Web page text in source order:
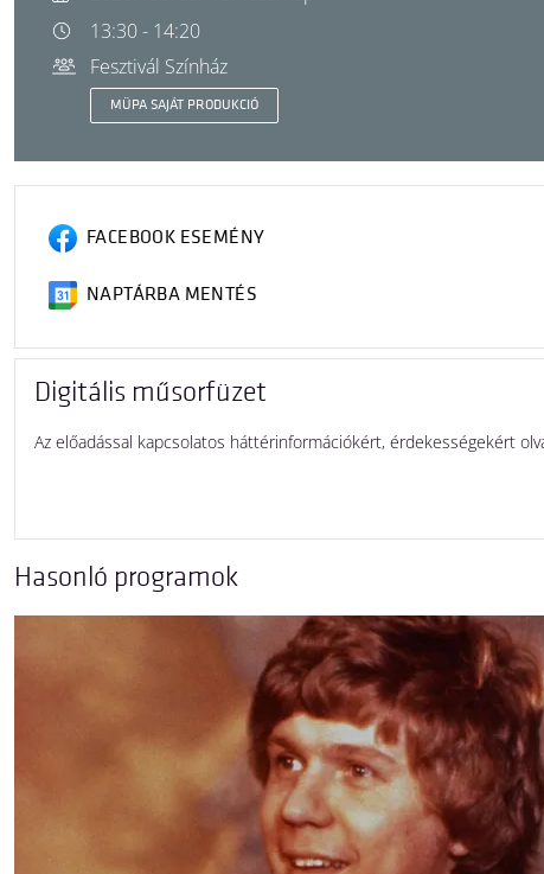
13:30 - 14:20
Fesztivál Színház
MÜPA SAJÁT PRODUKCIÓ
FACEBOOK ESEMÉNY
NAPTÁRBA MENTÉS
Digitális műsorfüzet
Az előadással kapcsolatos háttérinformációkért, érdekességekért
Hasonló programok